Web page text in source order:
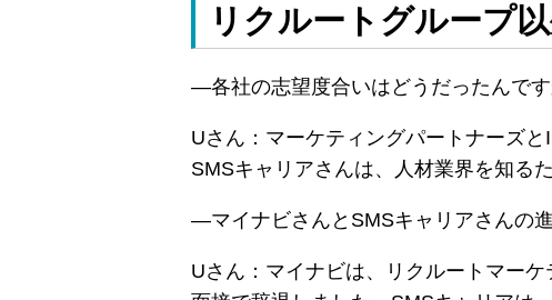
リクルートグループ
―各社の志望度合いはどうだったんです
Uさん：マーケティングパートナーズ
SMSキャリアさんは、人材業界を知る
―マイナビさんとSMSキャリアさんの
Uさん：マイナビは、リクルートマー